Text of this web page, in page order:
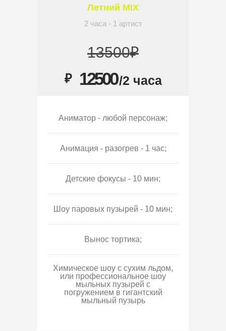
Летний MIX
2 часа - 1 артист
13500₽
₽ 12500/2 часа
Аниматор - любой персонаж;
Анимация - разогрев - 1 час;
Детские фокусы - 10 мин;
Шоу паровых пузырей - 10 мин;
Вынос тортика;
Химическое шоу с сухим льдом,
или профессиональное шоу
мыльных пузырей с
погружением в гигантский
мыльный пузырь